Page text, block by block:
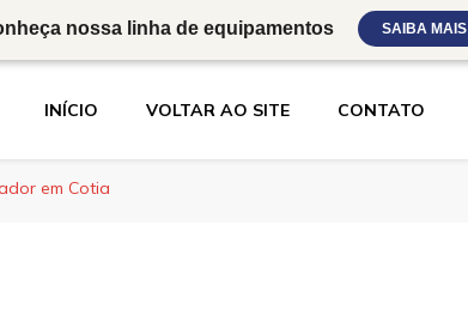
nossa linha de equipamentos SAIBA MAIS
INÍCIO VOLTAR AO SITE CONTATO
em Cotia